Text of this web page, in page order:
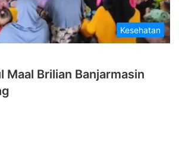
Kesehatan
Maal Brilian Banjarmasin